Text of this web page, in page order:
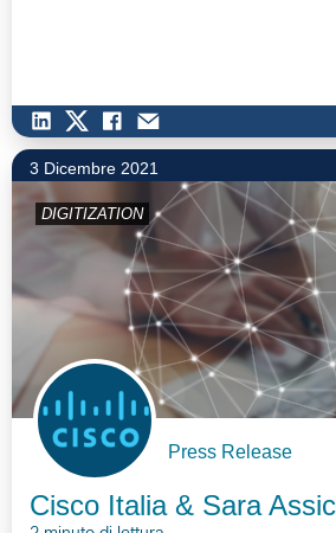
3 Dicembre 2021
DIGITIZATION
Press Release
Cisco Italia & Sara